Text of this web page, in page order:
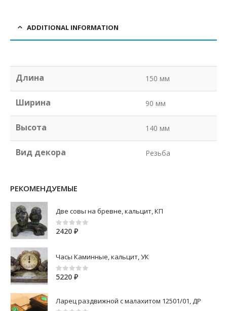
ADDITIONAL INFORMATION
Длина 150 мм
Ширина 90 мм
Высота 140 мм
Вид декора Резьба
РЕКОМЕНДУЕМЫЕ
Две совы на бревне, кальцит, КП
0out of 5
2420 ₽
Часы Каминные, кальцит, УК
0out of 5
5220 ₽
Ларец раздвижной с малахитом 12501/01, ДР